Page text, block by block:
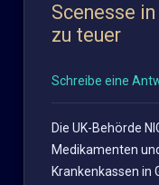
Scenesse
zu teuer
Schreibe eine
Die UK-Behörde
Medikamenten
Krankenkassen